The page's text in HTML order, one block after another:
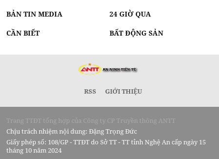
BẢN TIN MEDIA 24 GIỜ QUA
CẦN BIẾT BẤT ĐỘNG SẢN
RSS GIỚI THIỆU
Trang TTĐT tổng hợp của Công ty CP Truyền thông ANTT
Chịu trách nhiệm nội dung: Đặng Trọng Đức
Giấy phép số: 108/GP - TTĐT do Sở TT - TT tỉnh Nghệ An cấp ngày 15
tháng 10 năm 2024